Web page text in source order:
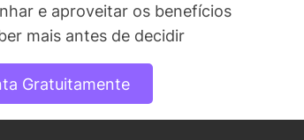
e aproveitar os benefícios
mais antes de decidir